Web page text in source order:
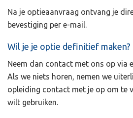
Na je optieaanvraag ontvang je
bevestiging per e-mail.
Wil je je optie definitief maken?
Neem dan contact met ons op via
Als we niets horen, nemen we
opleiding contact met je op om te
wilt gebruiken.